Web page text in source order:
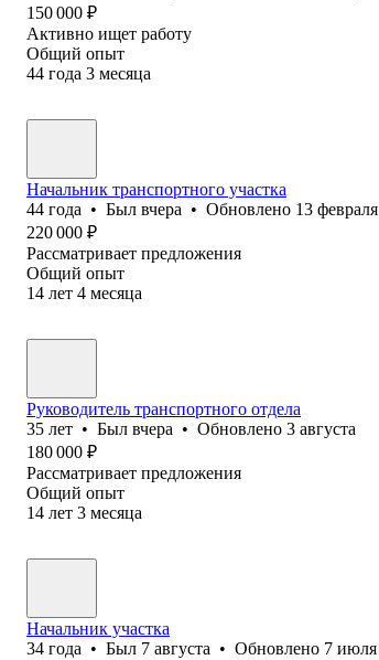
150 000 ₽
Активно ищет работу
Общий опыт
44 года 3 месяца
Начальник транспортного участка
44 года • Был вчера • Обновлено 13 февраля
220 000 ₽
Рассматривает предложения
Общий опыт
14 лет 4 месяца
Руководитель транспортного отдела
35 лет • Был вчера • Обновлено 3 августа
180 000 ₽
Рассматривает предложения
Общий опыт
14 лет 3 месяца
Начальник участка
34 года • Был 7 августа • Обновлено 7 июля